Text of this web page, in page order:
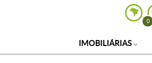
0
IMOBILIÁRIAS